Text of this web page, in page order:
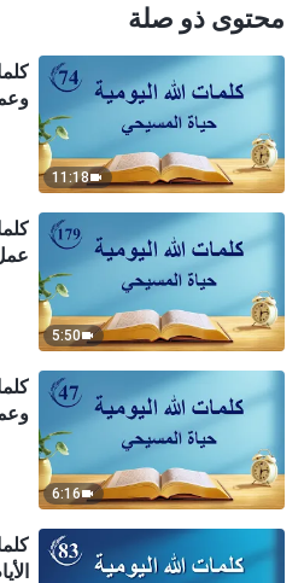
محتوى ذو صلة
11:18
5:50
عمل
6:16